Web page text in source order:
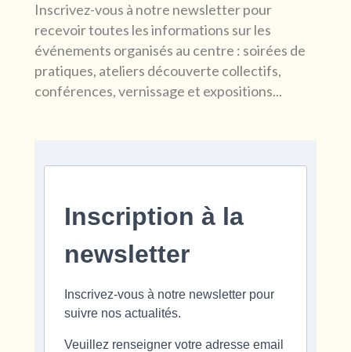
Inscrivez-vous à notre newsletter pour
recevoir toutes les informations sur les
événements organisés au centre : soirées de
pratiques, ateliers découverte collectifs,
conférences, vernissage et expositions...
Inscription à la
newsletter
Inscrivez-vous à notre newsletter pour
suivre nos actualités.
Veuillez renseigner votre adresse email